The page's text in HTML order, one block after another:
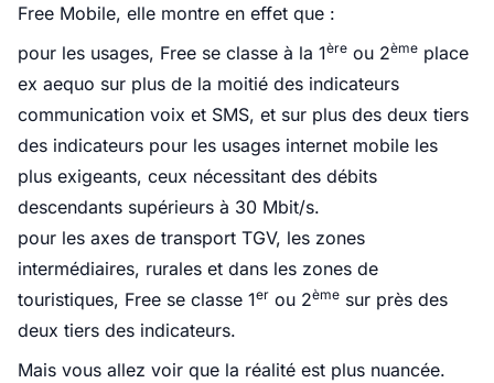
Free Mobile, elle montre en effet que :
pour les usages, Free se classe à la 1ère ou 2ème place
ex aequo sur plus de la moitié des indicateurs
communication voix et SMS, et sur plus des deux tiers
des indicateurs pour les usages internet mobile les
plus exigeants, ceux nécessitant des débits
descendants supérieurs à 30 Mbit/s.
pour les axes de transport TGV, les zones
intermédiaires, rurales et dans les zones de
touristiques, Free se classe 1er ou 2ème sur près des
deux tiers des indicateurs.
Mais vous allez voir que la réalité est plus nuancée.